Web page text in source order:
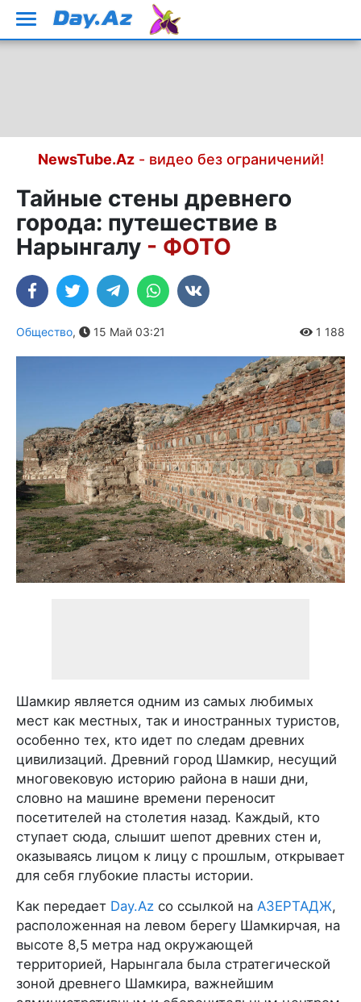
NewsTube.Az- видео без ограничений!
Тайные стены древнего
города: путешествие в
Нарынгалу - ФОТО
Общество, 15 Май 03:21 1 188
Шамкир является одним из самых любимых
мест как местных, так и иностранных туристов,
особенно тех, кто идет по следам древних
цивилизаций. Древний город Шамкир, несущий
многовековую историю района в наши дни,
словно на машине времени переносит
посетителей на столетия назад. Каждый, кто
ступает сюда, слышит шепот древних стен и,
оказываясь лицом к лицу с прошлым, открывает
для себя глубокие пласты истории.
Как передает Day.Az со ссылкой на АЗЕРТАДЖ,
расположенная на левом берегу Шамкирчая, на
высоте 8,5 метра над окружающей
территорией, Нарынгала была стратегической
зоной древнего Шамкира, важнейшим